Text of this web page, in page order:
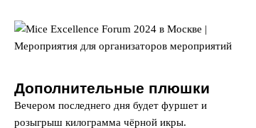
Дополнительные плюшки
Вечером последнего дня будет фуршет и
розыгрыш килограмма чёрной икры.